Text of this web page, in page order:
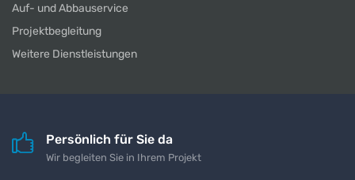
Auf- und Abbauservice
Projektbegleitung
Weitere Dienstleistungen
Persönlich für Sie da
Wir begleiten Sie in Ihrem Projekt